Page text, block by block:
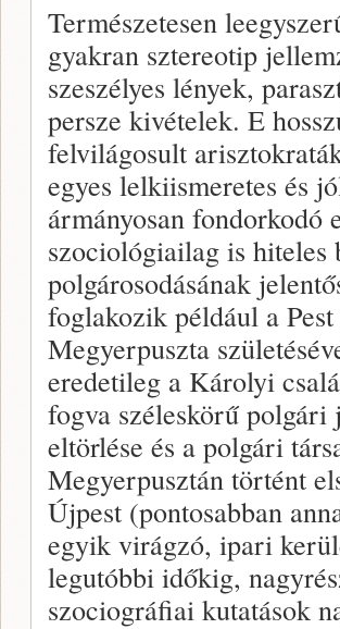
Természetesen
gyakran sztereotip
szeszélyes lények,
persze kivételek. E
felvilágosult
egyes lelkiismeretes és
ármányosan fondorkodó
szociológiailag is hiteles
polgárosodásának
foglakozik például a
Megyerpuszta
eredetileg a Károlyi
fogva széleskörű
eltörlése és a polgári
Megyerpusztán történt
Újpest (pontosabban
egyik virágzó, ipari
legutóbbi időkig,
szociográfiai kutatások